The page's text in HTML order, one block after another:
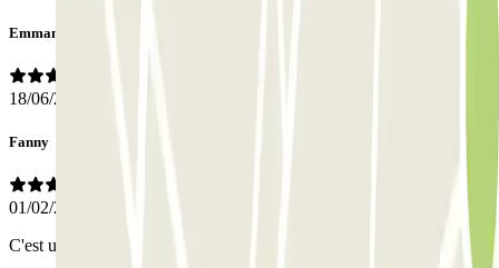
Emmanuelle
18/06/2023
Fanny
01/02/2023
C'est un service au top! Merci